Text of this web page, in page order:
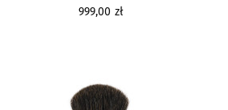
999,00 zł